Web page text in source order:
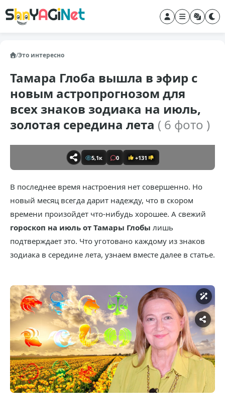
/Это интересно
Тамара Глоба вышла в эфир с
новым астропрогнозом для
всех знаков зодиака на июль,
золотая середина лета ( 6 фото )
5,1к 0 +131
В последнее время настроения нет совершенно. Но
новый месяц всегда дарит надежду, что в скором
времени произойдет что-нибудь хорошее. А свежий
гороскоп на июль от Тамары Глобы лишь
подтверждает это. Что уготовано каждому из знаков
зодиака в середине лета, узнаем вместе далее в статье.